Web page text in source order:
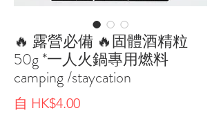
🔥 露營必備 🔥固體酒精粒
50g *一人火鍋專用燃料
camping /staycation
自 HK$4.00促